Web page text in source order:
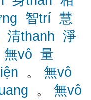
智trí 慧
清thanh 淨
無vô 量
。 無vô
。 無vô